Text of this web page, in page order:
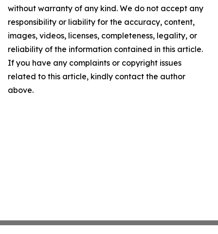
without warranty of any kind. We do not accept any
responsibility or liability for the accuracy, content,
images, videos, licenses, completeness, legality, or
reliability of the information contained in this article.
If you have any complaints or copyright issues
related to this article, kindly contact the author
above.